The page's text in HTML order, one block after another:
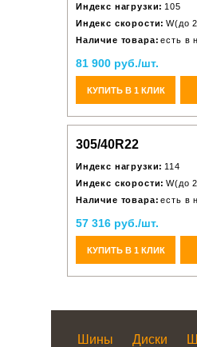
Индекс нагрузки: 105
Индекс скорости: W(до
Наличие товара: есть в
81 900 руб./шт.
КУПИТЬ В 1 КЛИК
305/40R22
Индекс нагрузки: 114
Индекс скорости: W(до
Наличие товара: есть в
57 316 руб./шт.
КУПИТЬ В 1 КЛИК
Шины Диски